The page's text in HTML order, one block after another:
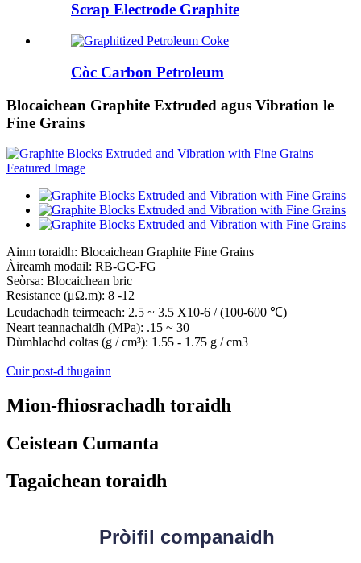
Scrap Electrode Graphite
Còc Carbon Petroleum
Blocaichean Graphite Extruded agus Vibration le
Fine Grains
Ainm toraidh: Blocaichean Graphite Fine Grains
Àireamh modail: RB-GC-FG
Seòrsa: Blocaichean bric
Resistance (μΩ.m): 8 -12
Leudachadh teirmeach: 2.5 ~ 3.5 X10-6 / (100-600 ℃)
Neart teannachaidh (MPa): .15 ~ 30
Dùmhlachd coltas (g / cm³): 1.55 - 1.75 g / cm3
Cuir post-d thugainn
Mion-fhiosrachadh toraidh
Ceistean Cumanta
Tagaichean toraidh
Pròifil companaidh